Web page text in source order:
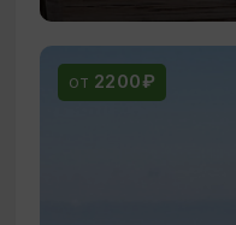
ОТ 2200₽